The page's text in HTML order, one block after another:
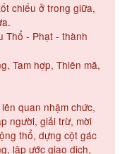
chiếu ở trong giữa,
Thổ - Phạt - thành
Tam hợp, Thiên mã,
quan nhậm chức,
người, giải trừ, mời
thổ, dựng cột gác
lập ước giao dịch,